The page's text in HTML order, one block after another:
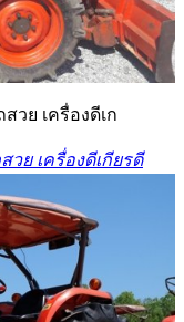
วย เครื่องดีเก
วย เครื่องดีเกียรดี